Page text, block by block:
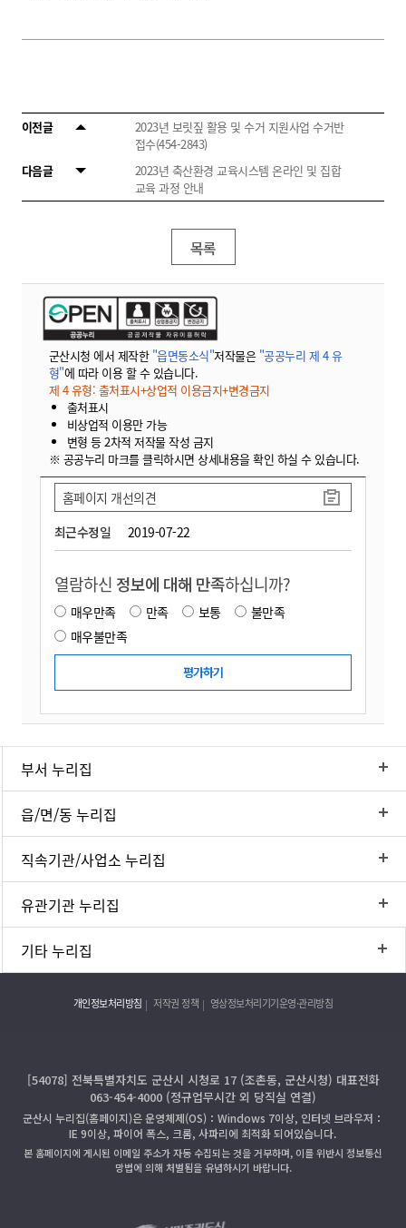
이전글
2023년 보릿짚 활용 및 수거 지원사업 수거반
접수(454-2843)
다음글
2023년 축산환경 교육시스템 온라인 및 집합
교육 과정 안내
목록
군산시청 에서 제작한 "읍면동소식"저작물은 "공공누리 제 4 유
형"에 따라 이용 할 수 있습니다.
제 4 유형: 출처표시+상업적 이용금지+변경금지
출처표시
비상업적 이용만 가능
변형 등 2차적 저작물 작성 금지
※ 공공누리 마크를 클릭하시면 상세내용을 확인 하실 수 있습니다.
최근수정일 2019-07-22
홈페이지 개선의견
열람하신 정보에 대해 만족하십니까?
매우만족 만족 보통
불만족
매우불만족
부서 누리집
읍/면/동 누리집
직속기관/사업소 누리집
유관기관 누리집
기타 누리집
개인정보처리방침 저작권 정책 영상정보처리기기운영·관리방침
[54078] 전북특별자치도 군산시 시청로 17 (조촌동, 군산시청) 대표전화
063-454-4000 (정규업무시간 외 당직실 연결)
군산시 누리집(홈페이지)은 운영체제(OS)：Windows 7이상, 인터넷 브라우저：
IE 9이상, 파이어 폭스, 크롬, 사파리에 최적화 되어있습니다.
본 홈페이지에 게시된 이메일 주소가 자동 수집되는 것을 거부하며, 이를 위반시 정보통신
망법에 의해 처벌됨을 유념하시기 바랍니다.